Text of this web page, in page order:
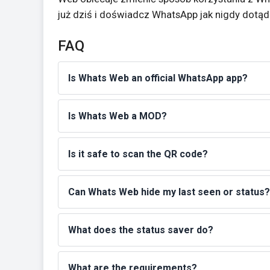
już dziś i doświadcz WhatsApp jak nigdy
FAQ
Is Whats Web an official WhatsApp app?
Is Whats Web a MOD?
Is it safe to scan the QR code?
Can Whats Web hide my last seen or status?
What does the status saver do?